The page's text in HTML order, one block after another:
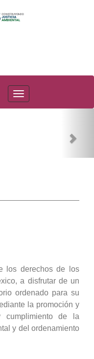
PAOT
los derechos de los
a disfrutar de un
ordenado para su
la promoción y
de la
y del ordenamiento